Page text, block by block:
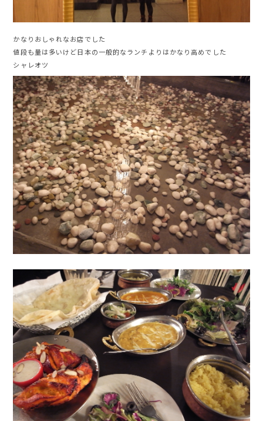
かなりおしゃれなお店でした
値段も量は多いけど日本の一般的なランチよりはかなり高めでした
シャレオツ